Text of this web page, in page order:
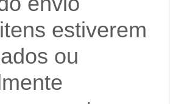
estiverem
ou